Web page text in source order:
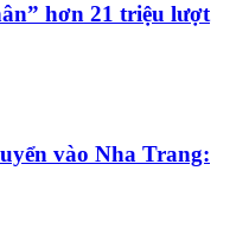
hơn 21 triệu lượt
vào Nha Trang: